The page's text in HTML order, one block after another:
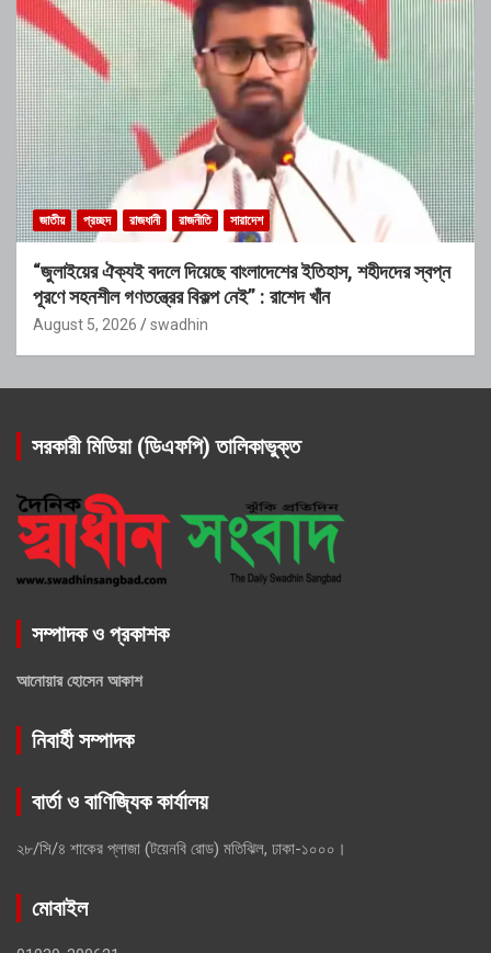
জাতীয় প্রচ্ছদ রাজধানী রাজনীতি সারাদেশ
“জুলাইয়ের ঐক্যই বদলে দিয়েছে বাংলাদেশের ইতিহাস, শহীদদের স্বপ্ন
পূরণে সহনশীল গণতন্ত্রের বিকল্প নেই” : রাশেদ খাঁন
August 5, 2026 swadhin
সরকারী মিডিয়া (ডিএফপি) তালিকাভুক্ত
সম্পাদক ও প্রকাশক
আনোয়ার হোসেন আকাশ
নিবার্হী সম্পাদক
বার্তা ও বাণিজ্যিক কার্যালয়
২৮/সি/৪ শাকের প্লাজা (টয়েনবি রোড) মতিঝিল, ঢাকা-১০০০।
মোবাইল